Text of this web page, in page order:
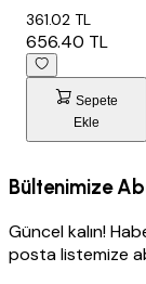
M2...
361.02 TL
656.40 TL
Sepete
Ekle
Bültenimize
Güncel kalın!
posta listemize